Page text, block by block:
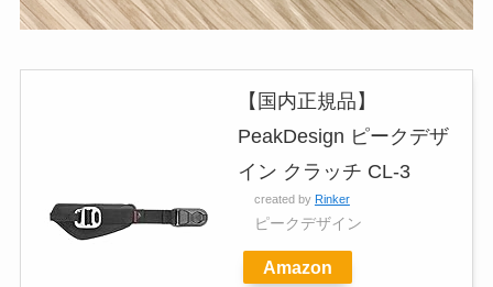
【国内正規品】
PeakDesign ピークデザ
イン クラッチ CL-3
created by Rinker
ピークデザイン
Amazon